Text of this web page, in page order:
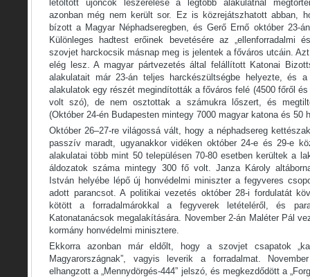
letöltött újoncok leszerelése a legtöbb alakulatnál
azonban még nem került sor. Ez is közrejátszhatott abban,
bízott a Magyar Néphadseregben, és Gerő Ernő október 23-
Különleges hadtest erőinek bevetésére az „ellenforradalmi
szovjet harckocsik másnap meg is jelentek a főváros utcáin.
elég lesz. A magyar pártvezetés által felállított Katonai
alakulatait már 23-án teljes harckészültségbe helyezte, és
alakulatok egy részét megindították a főváros felé (4500 főről
volt szó), de nem osztottak a számukra lőszert, és
(Október 24-én Budapesten mintegy 7000 magyar katona és 50
Október 26–27-re világossá vált, hogy a néphadsereg
passzív maradt, ugyanakkor vidéken október 24-e és 29-e
alakulatai több mint 50 településen 70-80 esetben kerültek a
áldozatok száma mintegy 300 fő volt. Janza Károly
István helyébe lépő új honvédelmi miniszter a fegyveres
adott parancsot. A politikai vezetés október 28-i fordulatát
kötött a forradalmárokkal a fegyverek letételéről, és
Katonatanácsok megalakítására. November 2-án Maléter Pál
kormány honvédelmi minisztere.
Ekkorra azonban már eldőlt, hogy a szovjet csapatok
Magyarországnak”, vagyis leverik a forradalmat.
elhangzott a „Mennydörgés-444” jelszó, és megkezdődött a